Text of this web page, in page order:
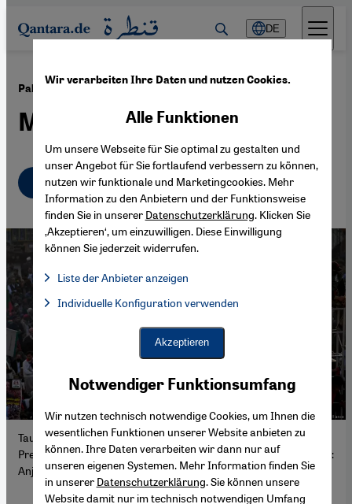
Direkt zum Inhalt springen
DE
Pakistans Wirtschaft ·31.05.2023
Mit Volldampf in die Krise
Deutsch English
Tausende Unterstützer des ehemaligen pakistanischen
Premierministers demonstrieren gegen die neue Regierung (Foto:
Anjum Naveed/AP/dpa/picture alliance)
Wir verarbeiten Ihre Daten und nutzen Cookies.
Notwendiger Funktionsumfang
Wir nutzen technisch notwendige Cookies, um Ihnen die
wesentlichen Funktionen unserer Website anbieten zu
können. Ihre Daten verarbeiten wir dann nur auf
unseren eigenen Systemen. Mehr Information finden Sie
in unserer Datenschutzerklärung. Sie können unsere
Website damit nur im technisch notwendigen Umfang
Alle Funktionen
Um unsere Webseite für Sie optimal zu gestalten und
unser Angebot für Sie fortlaufend verbessern zu können,
nutzen wir funktionale und Marketingcookies. Mehr
Information zu den Anbietern und der Funktionsweise
finden Sie in unserer Datenschutzerklärung. Klicken Sie
‚Akzeptieren‘, um einzuwilligen. Diese Einwilligung
können Sie jederzeit widerrufen.
Liste der Anbieter anzeigen
Facebook Embed / Facebook Connect, Google Maps Embed,
Facebook Embed / Facebook Connect
Google Maps Embed
Individuelle Konfiguration verwenden
Akzeptieren